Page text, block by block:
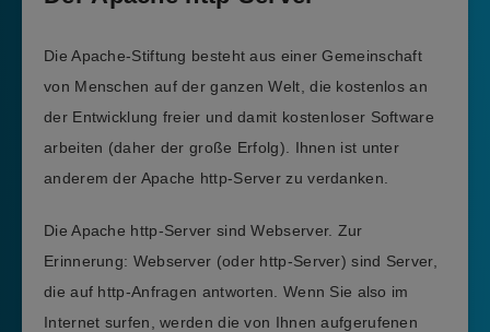
Die Apache-Stiftung besteht aus einer Gemeinschaft
von Menschen auf der ganzen Welt, die kostenlos an
der Entwicklung freier und damit kostenloser Software
arbeiten (daher der große Erfolg). Ihnen ist unter
anderem der Apache http-Server zu verdanken.
Die Apache http-Server sind Webserver. Zur
Erinnerung: Webserver (oder http-Server) sind Server,
die auf http-Anfragen antworten. Wenn Sie also im
Internet surfen, werden die von Ihnen aufgerufenen